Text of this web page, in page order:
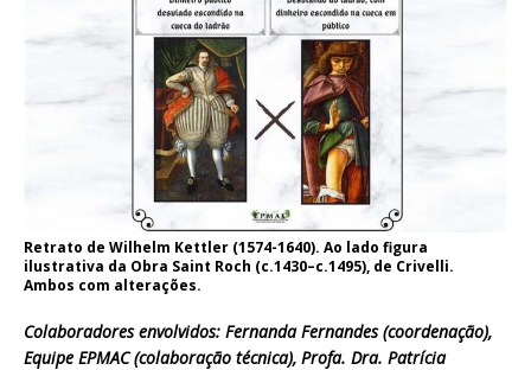
Retrato de Wilhelm Kettler (1574-1640). Ao lado figura
ilustrativa da Obra Saint Roch (c.1430–c.1495), de Crivelli.
Ambos com alterações.
Colaboradores envolvidos: Fernanda Fernandes (coordenação),
Equipe EPMAC (colaboração técnica), Profa. Dra. Patrícia